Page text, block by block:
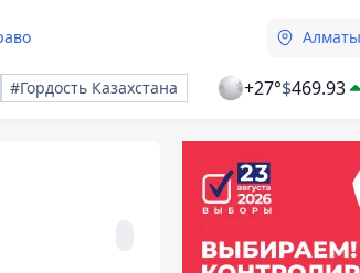
Алматы
#Гордость Казахстана +27°$469.93